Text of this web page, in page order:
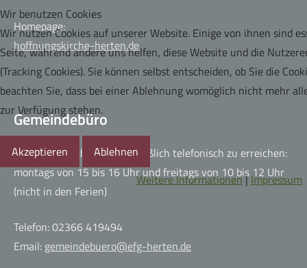
Homepage:
hoffnungskirche-herten.de
Gemeindebüro
Das Gemeindebüro ausschließlich telefonisch zu erreichen:
montags von 15 bis 16 Uhr und freitags von 10 bis 12 Uhr
(nicht in den Ferien)
Telefon: 02366 419494
Email: gemeindebuero@efg-herten.de
Wir benutzen Cookies
Wir nutzen Cookies auf unserer Website. Einige von ihnen sind
Seite, während andere uns helfen, diese Website und die
(Tracking Cookies). Sie können selbst entscheiden, ob Sie die
beachten Sie, dass bei einer Ablehnung womöglich nicht mehr
zur Verfügung stehen.
Akzeptieren
Ablehnen
Weitere Informationen|Impressum